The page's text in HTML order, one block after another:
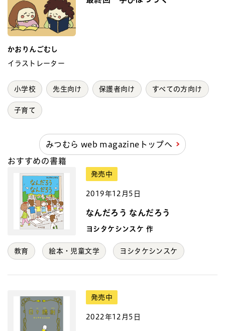
かおりんごむし
イラストレーター
小学校 先生向け 保護者向け すべての方向け
子育て
みつむら web magazineトップへ
おすすめの書籍
発売中
2019年12月5日
なんだろう なんだろう
ヨシタケシンスケ 作
教育 絵本・児童文学 ヨシタケシンスケ
発売中
2022年12月5日